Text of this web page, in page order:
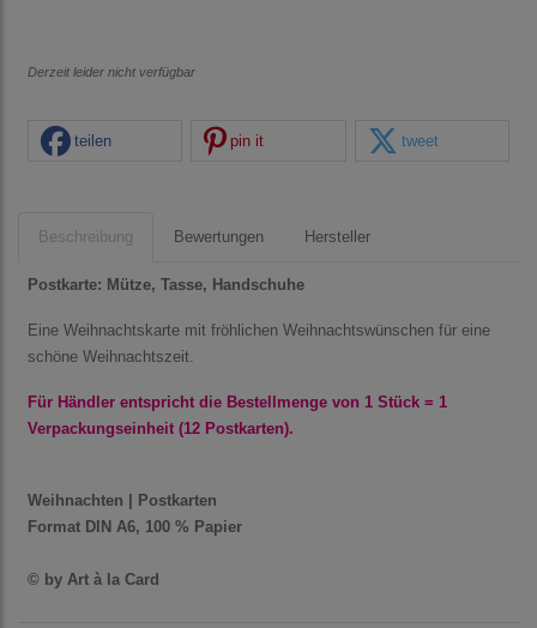
Derzeit leider nicht verfügbar
teilen pin it tweet
Beschreibung Bewertungen Hersteller
Postkarte: Mütze, Tasse, Handschuhe
Eine Weihnachtskarte mit fröhlichen Weihnachtswünschen für eine
schöne Weihnachtszeit.
Für Händler entspricht die Bestellmenge von 1 Stück = 1
Verpackungseinheit (12 Postkarten).
Weihnachten | Postkarten
Format DIN A6, 100 % Papier
© by Art à la Card